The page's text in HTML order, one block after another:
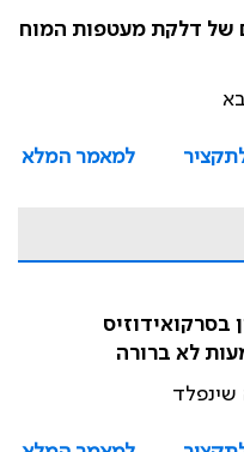
של דלקת מעטפות המוח
למאמר המלא
בסרקואידוזיס
לא ברורה
שינפלד